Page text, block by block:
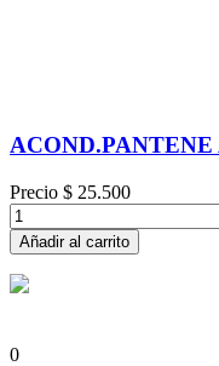
Precio $ 25.500
Añadir al carrito
0